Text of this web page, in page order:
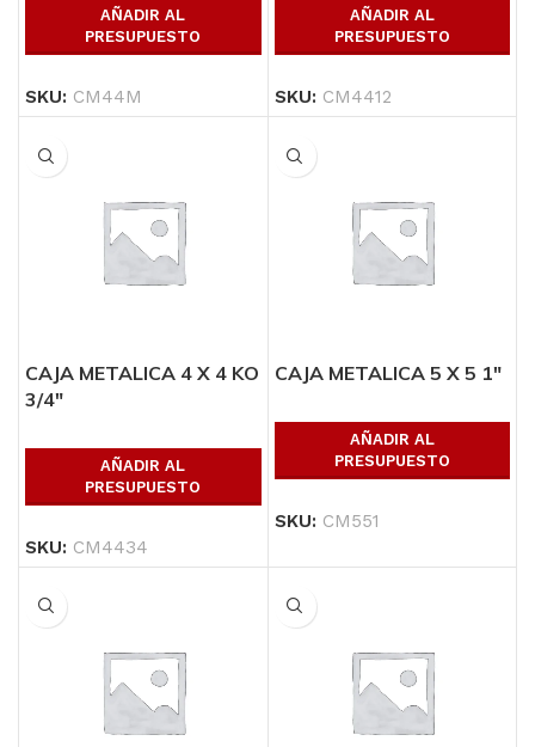
AÑADIR AL
PRESUPUESTO
SKU: CM44M
AÑADIR AL
PRESUPUESTO
SKU: CM4412
CAJA METALICA 4 X 4 KO
3/4″
AÑADIR AL
PRESUPUESTO
SKU: CM4434
CAJA METALICA 5 X 5 1″
AÑADIR AL
PRESUPUESTO
SKU: CM551